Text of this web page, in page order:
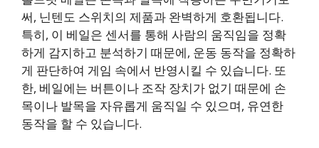
써, 닌텐도 스위치의 제품과 완벽하게 호환됩니다.
특히, 이 베일은 센서를 통해 사람의 움직임을 정확
하게 감지하고 분석하기 때문에, 운동 동작을 정확하
게 판단하여 게임 속에서 반영시킬 수 있습니다. 또
한, 베일에는 버튼이나 조작 장치가 없기 때문에 손
목이나 발목을 자유롭게 움직일 수 있으며, 유연한
동작을 할 수 있습니다.